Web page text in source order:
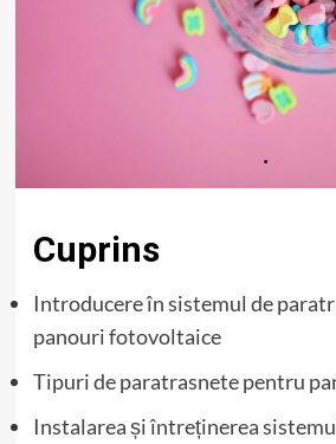
Cuprins
Introducere în sistemul de
panouri fotovoltaice
Tipuri de paratrasnete pentru
Instalarea și întreținerea